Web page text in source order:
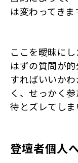
は変わってきま
ここを曖昧に
はずの質問が
すればいいか
く、せっかく
待とズレてしま
登壇者個人